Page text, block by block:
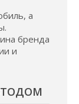
а
бренда
и